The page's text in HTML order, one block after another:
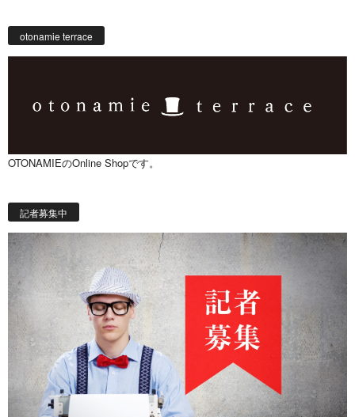
otonamie terrace
OTONAMIEのOnline Shopです。
記者募集中